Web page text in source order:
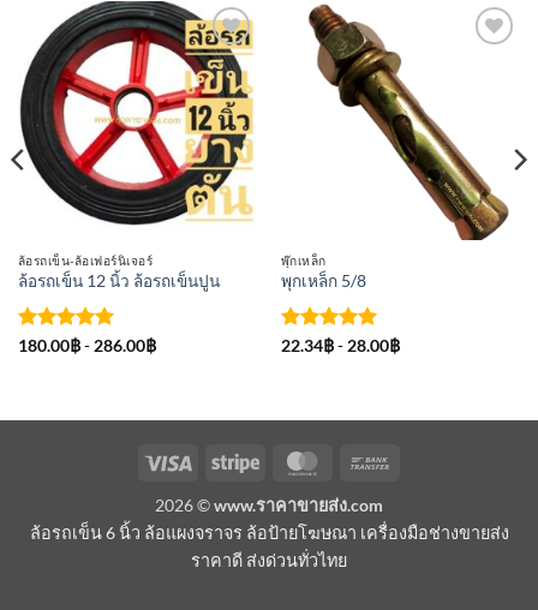
เพิ่มเข้า
ใน
รายการ
ที่
ติดตาม
ล้อรถเข็น-ล้อเฟอร์นิเจอร์
ล้อรถเข็น 12 นิ้ว ล้อรถเข็นปูน
ให้คะแนน
180.00฿- 286.00฿
ติดตาม
พุ๊กเหล็ก
พุกเหล็ก 5/8
ให้คะแนน
22.34฿- 28.00฿
Visa Stripe MasterCard
2026 ©www.ราคาขายส่ง.com
ล้อรถเข็น 6 นิ้ว ล้อแผงจราจร ล้อป้ายโฆษณา เครื่องมือช่างขายส่ง
ราคาดี ส่งด่วนทั่วไทย